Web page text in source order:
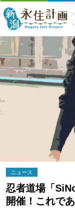
ニュース
忍者道場「
開催！これで